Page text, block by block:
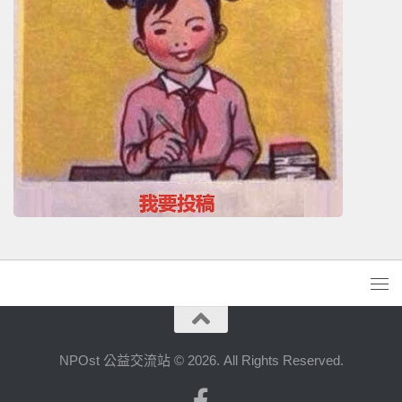
NPOst 公益交流站 © 2026. All Rights Reserved.